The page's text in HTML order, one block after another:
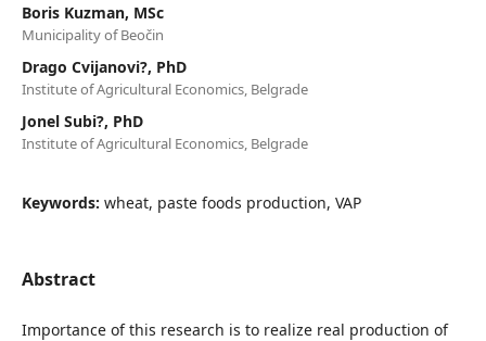
Boris Kuzman, MSc
Municipality of Beočin
Drago Cvijanovi?, PhD
Institute of Agricultural Economics, Belgrade
Jonel Subi?, PhD
Institute of Agricultural Economics, Belgrade
Keywords: wheat, paste foods production, VAP
Abstract
Importance of this research is to realize real production of